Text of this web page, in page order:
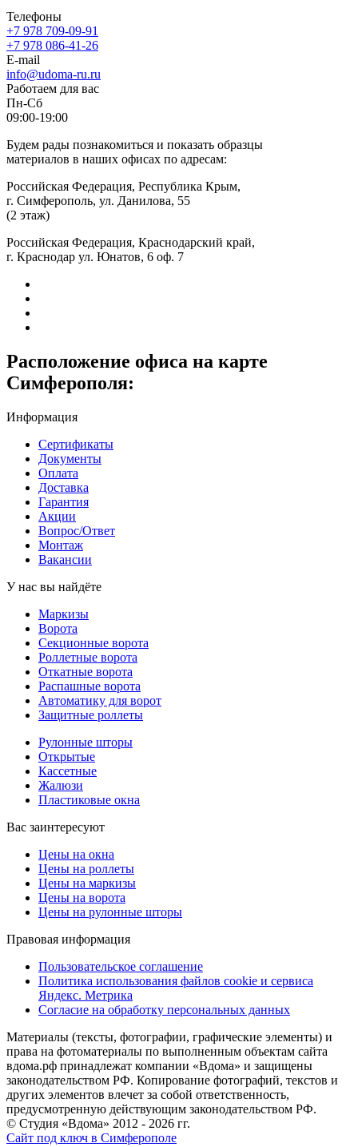
Телефоны
+7 978 709-09-91
+7 978 086-41-26
E-mail
info@udoma-ru.ru
Работаем для вас
Пн-Сб
09:00-19:00
Будем рады познакомиться и показать образцы
материалов в наших офисах по адресам:
Российская Федерация, Республика Крым,
г. Симферополь, ул. Данилова, 55
(2 этаж)
Российская Федерация, Краснодарский край,
г. Краснодар ул. Юнатов, 6 оф. 7
Расположение офиса на карте
Симферополя:
Информация
Сертификаты
Документы
Оплата
Доставка
Гарантия
Акции
Вопрос/Ответ
Монтаж
Вакансии
У нас вы найдёте
Маркизы
Ворота
Секционные ворота
Роллетные ворота
Откатные ворота
Распашные ворота
Автоматику для ворот
Защитные роллеты
Рулонные шторы
Открытые
Кассетные
Жалюзи
Пластиковые окна
Вас заинтересуют
Цены на окна
Цены на роллеты
Цены на маркизы
Цены на ворота
Цены на рулонные шторы
Правовая информация
Пользовательское соглашение
Политика использования файлов cookie и сервиса
Яндекс. Метрика
Согласие на обработку персональных данных
Материалы (тексты, фотографии, графические элементы) и
права на фотоматериалы по выполненным объектам сайта
вдома.рф принадлежат компании «Вдома» и защищены
законодательством РФ. Копирование фотографий, текстов и
других элементов влечет за собой ответственность,
предусмотренную действующим законодательством РФ.
© Студия «Вдома» 2012 - 2026 гг.
Сайт под ключ в Симферополе